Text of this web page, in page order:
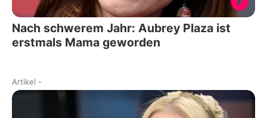
Nach schwerem Jahr: Aubrey Plaza ist
erstmals Mama geworden
Artikel -